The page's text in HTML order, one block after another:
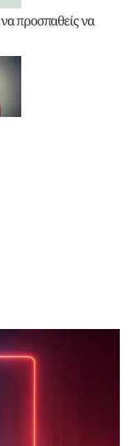
προσπαθείς να